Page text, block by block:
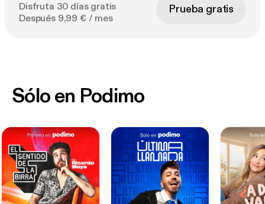
Disfruta 30 días gratis
Después 9,99 € / mes
Prueba gratis
Sólo en Podimo